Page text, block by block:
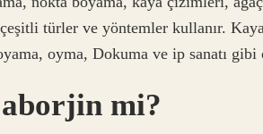
türler ve yöntemler kullanır.
oyma, Dokuma ve ip sanatı
mi?